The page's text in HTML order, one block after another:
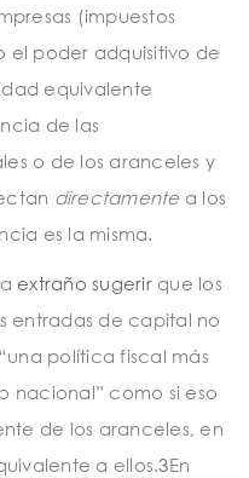
(impuestos
el poder adquisitivo de
equivalente
de las
o de los aranceles y
directamente a los
es la misma.
extraño sugerir que los
entradas de capital no
política fiscal más
nacional” como si eso
de los aranceles, en
a ellos.3En